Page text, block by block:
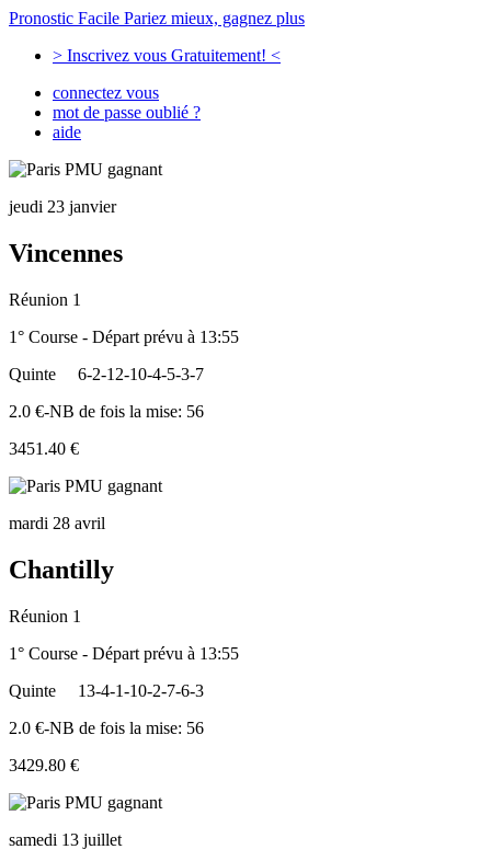
Pronostic Facile Pariez mieux, gagnez plus
> Inscrivez vous Gratuitement! <
connectez vous
mot de passe oublié ?
aide
jeudi 23 janvier
Vincennes
Réunion 1
1° Course - Départ prévu à 13:55
Quinte
6-2-12-10-4-5-3-7
2.0 €-NB de fois la mise: 56
3451.40 €
mardi 28 avril
Chantilly
Réunion 1
1° Course - Départ prévu à 13:55
Quinte
13-4-1-10-2-7-6-3
2.0 €-NB de fois la mise: 56
3429.80 €
samedi 13 juillet